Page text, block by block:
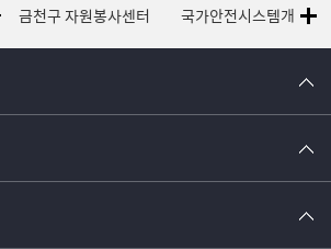
금천구 자원봉사센터 국가안전시스템개편